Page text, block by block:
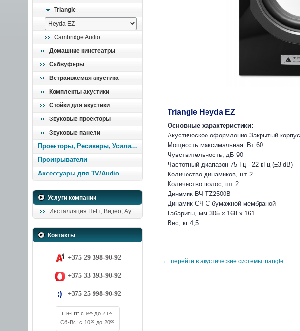
Triangle
Cambridge Audio
Домашние кинотеатры
Сабвуферы
Встраиваемая акустика
Комплекты акустики
Стойки для акустики
Звуковые проекторы
Звуковые панели
Проекторы, Ресиверы, Усилители
Проигрыватели
Аксессуары для TV/Audio
Услуги компании
Инсталляция Hi-Fi, Видео, Аудио
Контакты
+375 29 398-90-92
+375 33 393-90-92
+375 25 998-90-92
Пн-Пт: с 9ºº до 21ºº
Сб-Вс: с 10ºº до 20ºº
Triangle Heyda EZ
Основные характеристики:
Акустическое оформление Закрытый корпус
Мощность максимальная, Вт 60
Чувствительность, дБ 90
Частотный диапазон 75 Гц - 22 кГц (±3 dB)
Количество динамиков, шт 2
Количество полос, шт 2
Динамик ВЧ TZ2500B
Динамик СЧ С бумажной мембраной
Габариты, мм 305 x 168 х 161
Вес, кг 4,5
← перейти в акустические системы triangle